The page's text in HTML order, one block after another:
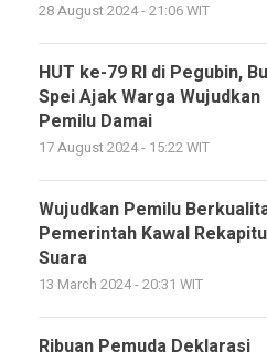
28 August 2024 - 21:06 WIT
HUT ke-79 RI di Pegubin,
Spei Ajak Warga Wujudkan
Pemilu Damai
17 August 2024 - 15:22 WIT
Wujudkan Pemilu
Pemerintah Kawal
Suara
13 March 2024 - 20:31 WIT
Ribuan Pemuda Deklarasi